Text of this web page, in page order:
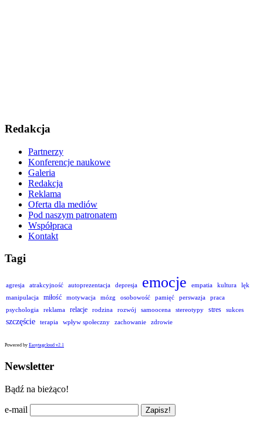
Redakcja
Partnerzy
Konferencje naukowe
Galeria
Redakcja
Reklama
Oferta dla mediów
Pod naszym patronatem
Współpraca
Kontakt
Tagi
agresja atrakcyjność autoprezentacja depresja emocje empatia kultura
lęk
manipulacja
miłość motywacja mózg osobowość pamięć perswazja
praca
psychologia
reklama relacje rodzina rozwój samoocena stereotypy stres sukces
szczęście terapia wpływ społeczny zachowanie zdrowie
Powered by Easytagcloud v2.1
Newsletter
Bądź na bieżąco!
e-mail